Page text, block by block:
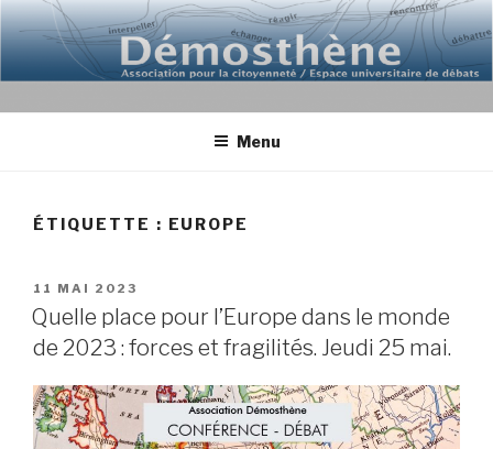
Aller
au
Menu
ÉTIQUETTE : EUROPE
PUBLIÉ
LE
11 MAI 2023
Quelle place pour l’Europe dans le monde
de 2023 : forces et fragilités. Jeudi 25 mai.